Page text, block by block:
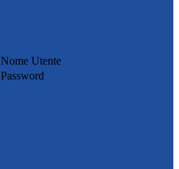
Nome Utente
Password